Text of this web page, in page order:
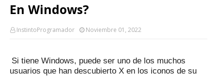
En Windows?
InstintoProgramador Noviembre 01, 2022
Si tiene Windows, puede ser uno de los muchos
usuarios que han descubierto X en los iconos de su